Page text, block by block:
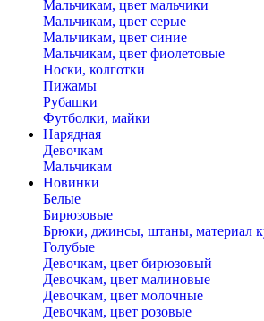
Мальчикам, цвет мальчики
Мальчикам, цвет серые
Мальчикам, цвет синие
Мальчикам, цвет фиолетовые
Носки, колготки
Пижамы
Рубашки
Футболки, майки
Нарядная
Девочкам
Мальчикам
Новинки
Белые
Бирюзовые
Брюки, джинсы, штаны, материал
Голубые
Девочкам, цвет бирюзовый
Девочкам, цвет малиновые
Девочкам, цвет молочные
Девочкам, цвет розовые